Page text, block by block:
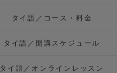
タイ語／コース・料金
タイ語／開講スケジュール
タイ語／オンラインレッスン